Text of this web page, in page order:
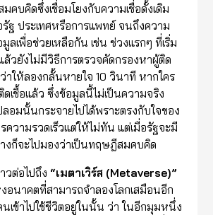
คบคิดซึ่งเชื่อมโยงกับความเชื่อดั้งเดิม
รัฐ ประเทศหรือการแพทย์ จนถึงความ
ลเพื่อช่วยเหลือกัน เช่น ช่วงแรกๆ ที่เริ่ม
ล้วยังไม่มีวิธีการตรวจคัดกรองหาผู้ติด
าให้ลองกลั้นหายใจ 10 วินาที หากใคร
ดเชื้อแล้ว ซึ่งข้อมูลนี้ไม่เป็นความจริง
อมนั้นกระจายไปได้พราะตรงกับใจของ
ความรวดเร็วแต่ให้ไม่ทัน แต่เมื่อรัฐจะมี
งก็จะไปมองว่าเป็นทฤษฎีสมคบคิด
วต่อไปถึง “เมตาเวิร์ส (Metaverse)”
นาคตที่สามารถจำลองโลกเสมือนอีก
เข้าไปใช้ชีวิตอยู่ในนั้น ว่า ในอีกมุมหนึ่ง